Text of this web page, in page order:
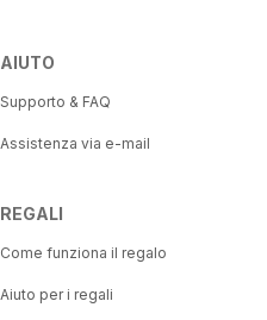
AIUTO
Supporto & FAQ
Assistenza via e-mail
REGALI
Come funziona il regalo
Aiuto per i regali